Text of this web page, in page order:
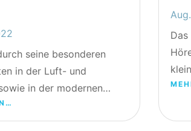
seine besonderen
in der Luft- und
in der modernen…